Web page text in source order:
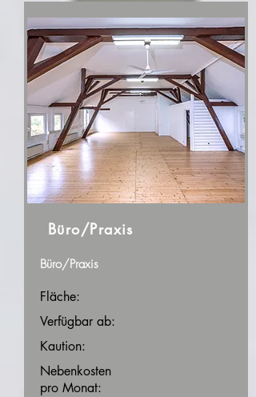
Büro/Praxis
Büro/Praxis
Fläche:
Verfügbar ab:
Kaution:
Nebenkosten
pro Monat: